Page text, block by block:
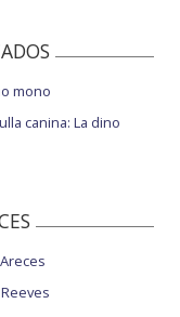
mono
canina: La dino